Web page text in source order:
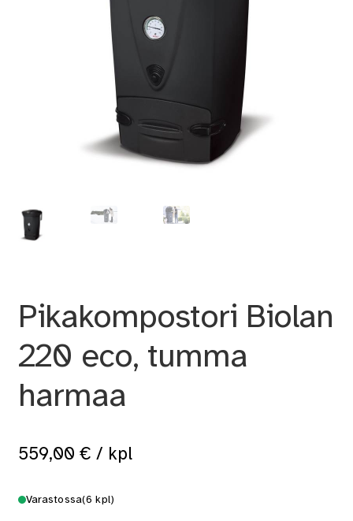
Pikakompostori Biolan
220 eco, tumma
harmaa
559,00 € / kpl
Varastossa(6 kpl)